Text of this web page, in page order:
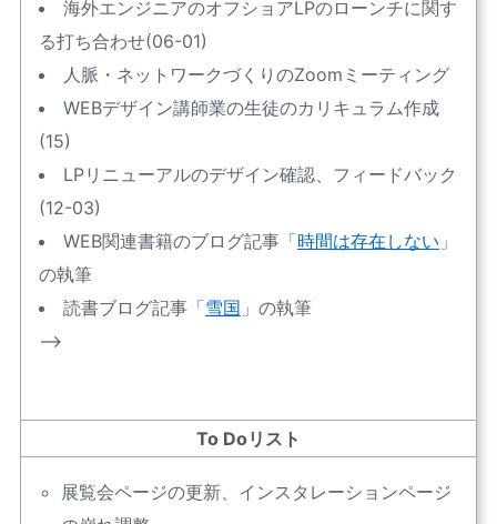
海外エンジニアのオフショアLPのローンチに関す
る打ち合わせ(06-01)
人脈・ネットワークづくりのZoomミーティング
WEBデザイン講師業の生徒のカリキュラム作成
(15)
LPリニューアルのデザイン確認、フィードバック
(12-03)
WEB関連書籍のブログ記事「時間は存在しない 」
の執筆
読書ブログ記事「雪国 」の執筆
–>
To Doリスト
展覧会ページの更新、インスタレーションページ